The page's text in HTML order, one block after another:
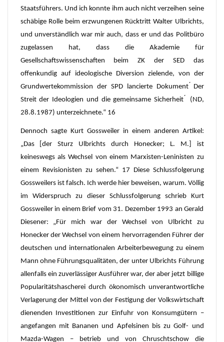
Staatsführers. Und ich konnte ihm auch nicht verzeihen seine
schäbige Rolle beim erzwungenen Rücktritt Walter Ulbrichts,
und unverständlich war mir auch, dass er und das Politbüro
zugelassen hat, dass die Akademie für
Gesellschaftswissenschaften beim ZK der SED das
offenkundig auf ideologische Diversion zielende, von der
Grundwertekommission der SPD lancierte Dokument ́Der
Streit der Ideologien und die gemeinsame Sicherheit ́ (ND,
28.8.1987) unterzeichnete.“ 16
Dennoch sagte Kurt Gossweiler in einem anderen Artikel:
„Das [der Sturz Ulbrichts durch Honecker; L. M.] ist
keineswegs als Wechsel von einem Marxisten-Leninisten zu
einem Revisionisten zu sehen.“ 17 Diese Schlussfolgerung
Gossweilers ist falsch. Ich werde hier beweisen, warum. Völlig
im Widerspruch zu dieser Schlussfolgerung schrieb Kurt
Gossweiler in einem Brief vom 31. Dezember 1993 an Gerald
Diesener: „Für mich war der Wechsel von Ulbricht zu
Honecker der Wechsel von einem hervorragenden Führer der
deutschen und internationalen Arbeiterbewegung zu einem
Mann ohne Führungsqualitäten, der unter Ulbrichts Führung
allenfalls ein zuverlässiger Ausführer war, der aber jetzt billige
Popularitätshascherei durch ökonomisch unverantwortliche
Verlagerung der Mittel von der Festigung der Volkswirtschaft
dienenden Investitionen zur Einfuhr von Konsumgütern –
angefangen mit Bananen und Apfelsinen bis zu Golf- und
Mazda-Wagen – betrieb und von Chruschtschow die